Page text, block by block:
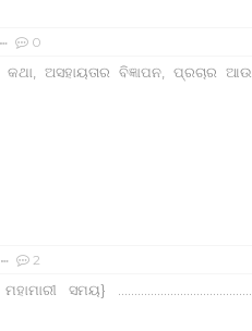
0
ଅସହାୟତାର ବିଜ୍ଞାପନ, ପ୍ରଚାର ଆଉ
2
ସମୟ} .........................................